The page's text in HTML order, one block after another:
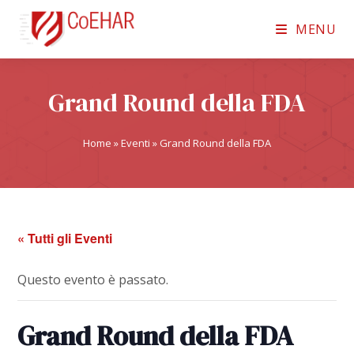
MENU
Grand Round della FDA
Home »Eventi » Grand Round della FDA
« Tutti gli Eventi
Questo evento è passato.
Grand Round della FDA